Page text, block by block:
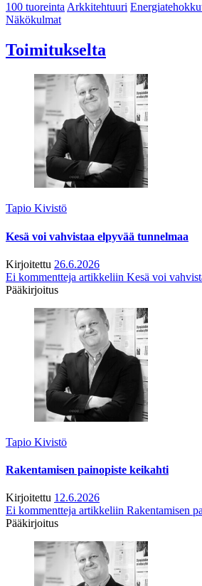
100 tuoreintaArkkitehtuuri
Näkökulmat
Toimitukselta
Tapio Kivistö
Kesä voi vahvistaa elpyvää tunnelmaa
Kirjoitettu 26.6.2026
Ei kommentteja artikkeliin Kesä voi
Pääkirjoitus
Tapio Kivistö
Rakentamisen painopiste keikahti
Kirjoitettu 12.6.2026
Ei kommentteja artikkeliin Rakentamisen
Pääkirjoitus